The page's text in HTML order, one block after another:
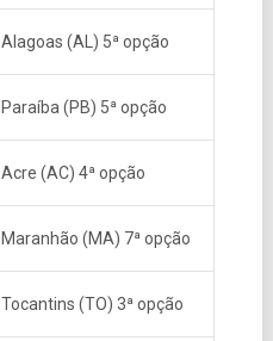
Alagoas (AL) 5ª opção
Paraíba (PB) 5ª opção
Acre (AC) 4ª opção
Maranhão (MA) 7ª opção
Tocantins (TO) 3ª opção